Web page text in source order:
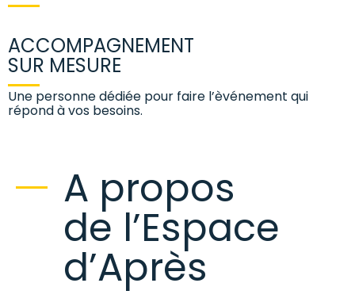
ACCOMPAGNEMENT
SUR MESURE
Une personne dédiée pour faire l’èvénement qui
répond à vos besoins.
A propos
de l’Espace
d’Après